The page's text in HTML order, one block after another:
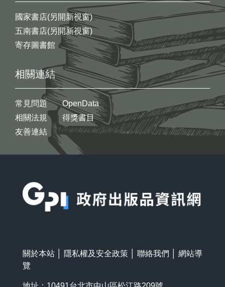
國家書店(另開新視窗)
五南書店(另開新視窗)
寄存圖書館
相關連結
常見問題
相關法規
友善連結
OpenData
得獎書目
關於本站 隱私權及安全政策 聯絡我們
網站導
覽